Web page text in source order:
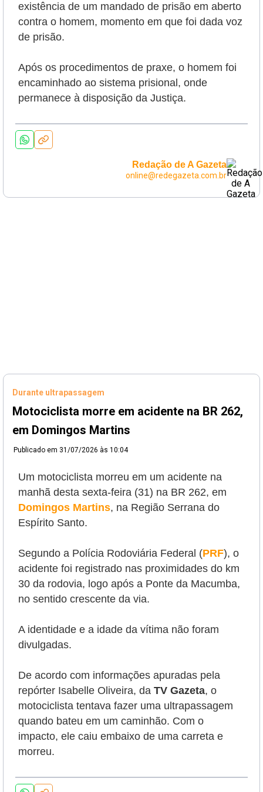
existência de um mandado de prisão em aberto
contra o homem, momento em que foi dada voz
de prisão.
Após os procedimentos de praxe, o homem foi
encaminhado ao sistema prisional, onde
permanece à disposição da Justiça.
Redação de A Gazeta
online@redegazeta.com.br
Durante ultrapassagem
Motociclista morre em acidente na BR 262,
em Domingos Martins
Publicado em 31/07/2026 às 10:04
Um motociclista morreu em um acidente na
manhã desta sexta-feira (31) na BR 262, em
Domingos Martins, na Região Serrana do
Espírito Santo.
Segundo a Polícia Rodoviária Federal (PRF), o
acidente foi registrado nas proximidades do km
30 da rodovia, logo após a Ponte da Macumba,
no sentido crescente da via.
A identidade e a idade da vítima não foram
divulgadas.
De acordo com informações apuradas pela
repórter Isabelle Oliveira, da TV Gazeta, o
motociclista tentava fazer uma ultrapassagem
quando bateu em um caminhão. Com o
impacto, ele caiu embaixo de uma carreta e
morreu.